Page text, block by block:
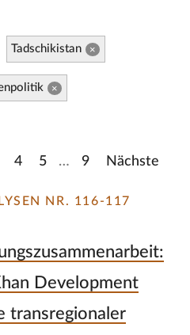
Tadschikistan ×
×
4 5 … 9 Nächste
NR. 116-117
Development
transregionaler